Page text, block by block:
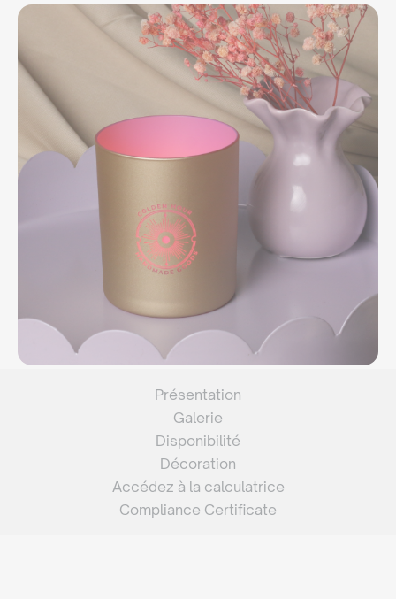
Présentation
Galerie
Disponibilité
Décoration
Accédez à la calculatrice
Compliance Certificate